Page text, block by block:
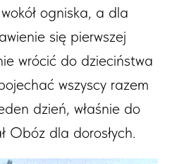
ogniska, a dla
się pierwszej
wrócić do dzieciństwa
wszyscy razem
dzień, właśnie do
Obóz dla dorosłych.